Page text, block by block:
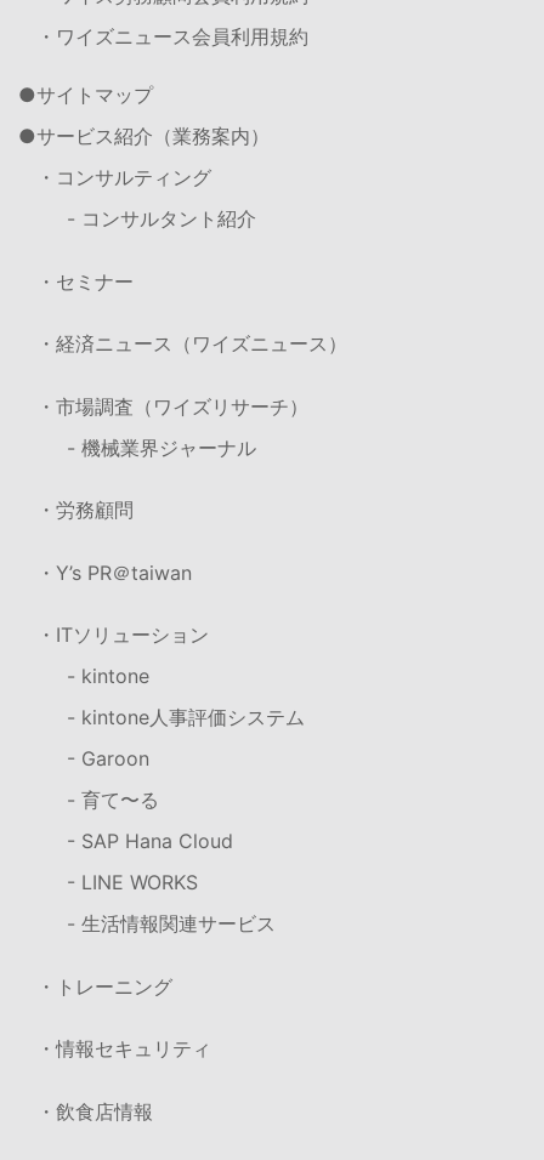
・ワイズニュース会員利用規約
サイトマップ
サービス紹介（業務案内）
・コンサルティング
- コンサルタント紹介
・セミナー
・経済ニュース（ワイズニュース）
・市場調査（ワイズリサーチ）
- 機械業界ジャーナル
・労務顧問
・Y’s PR＠taiwan
・ITソリューション
- kintone
- kintone人事評価システム
- Garoon
- 育て〜る
- SAP Hana Cloud
- LINE WORKS
- 生活情報関連サービス
・トレーニング
・情報セキュリティ
・飲食店情報